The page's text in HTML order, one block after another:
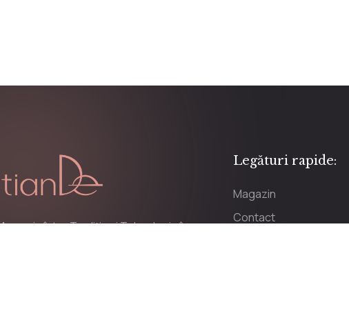
Armonie între Tradiție și Tehnologie în
Legături rapide:
Magazin
Contact